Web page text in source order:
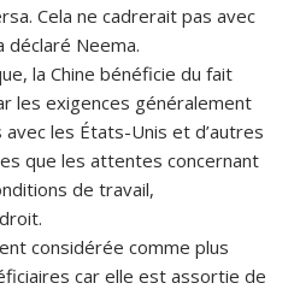
Cela ne cadrerait pas avec
déclaré Neema.
la Chine bénéficie du fait
les exigences généralement
les États-Unis et d’autres
que les attentes concernant
de travail,
considérée comme plus
car elle est assortie de